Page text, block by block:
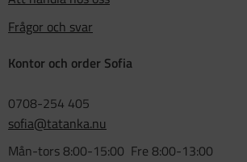
Frågor och svar
Kontor och order Sofia
0708-254 405
sofia@tatanka.nu
Mån-tors 8:00-15:00 Fre 8:00-13:00